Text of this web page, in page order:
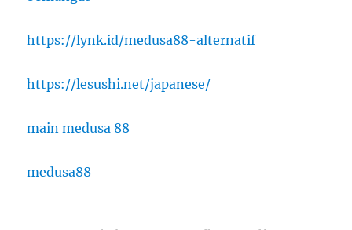
https://lynk.id/medusa88-alternatif
https://lesushi.net/japanese/
main medusa 88
medusa88